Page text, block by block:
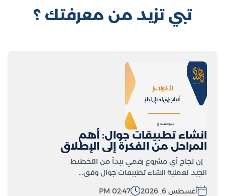
تبي تزيد من معرفتك ؟
انشاء تطبيقات جوال: أهم
المراحل من الفكرة إلى الإطلاق
إن نجاح أي مشروع رقمي يبدأ من التخطيط
الجيد لعملية انشاء تطبيقات جوال وفق…
أغسطس 6, 2026 02:47 PM